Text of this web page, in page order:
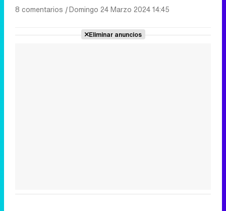
8 comentarios |Domingo 24 Marzo 2024 14:45
Eliminar anuncios